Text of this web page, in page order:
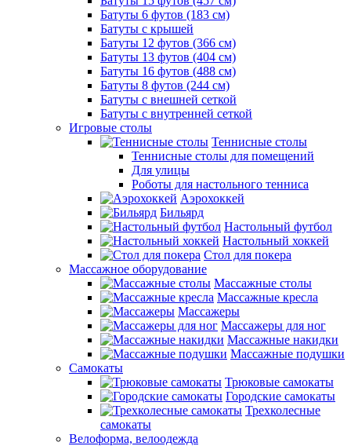
Батуты 6 футов (183 см)
Батуты с крышей
Батуты 12 футов (366 см)
Батуты 13 футов (404 см)
Батуты 16 футов (488 см)
Батуты 8 футов (244 см)
Батуты с внешней сеткой
Батуты с внутренней сеткой
Игровые столы
Теннисные столы
Теннисные столы для помещений
Для улицы
Роботы для настольного тенниса
Аэрохоккей
Бильярд
Настольный футбол
Настольный хоккей
Стол для покера
Массажное оборудование
Массажные столы
Массажные кресла
Массажеры
Массажеры для ног
Массажные накидки
Массажные подушки
Самокаты
Трюковые самокаты
Городские самокаты
Трехколесные
самокаты
Велоформа, велоодежда